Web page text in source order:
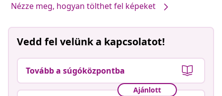
Nézze meg, hogyan tölthet fel képeket
Vedd fel velünk a kapcsolatot!
Tovább a súgóközpontba
Ajánlott